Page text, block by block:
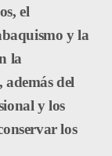
el
y la
la
del
y los
los